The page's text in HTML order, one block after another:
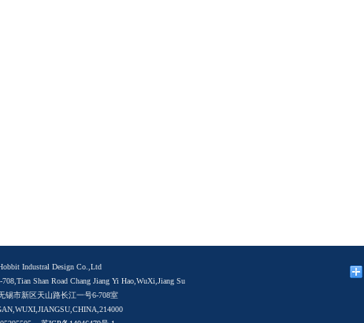
Industral Design Co.,Ltd
708,Tian Shan Road Chang Jiang Yi Hao,WuXi,Jiang Su
锡市新区天山路长江一号6-708室